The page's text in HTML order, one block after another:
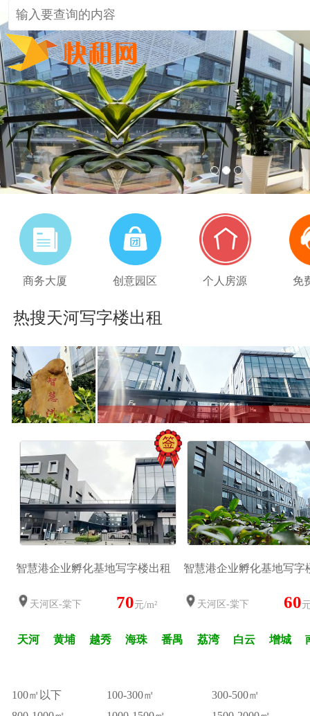
1 2 3
商务大厦 创意园区 个人房源 免
热搜天河写字楼出租
智慧港企业孵化基地写字楼出租
天河区-棠下 70元/m²
智慧港企业孵化基地写字
天河区-棠下 60
天河 黄埔 越秀 海珠 番禺 荔湾 白云 增城
100㎡以下 100-300㎡
300-500㎡